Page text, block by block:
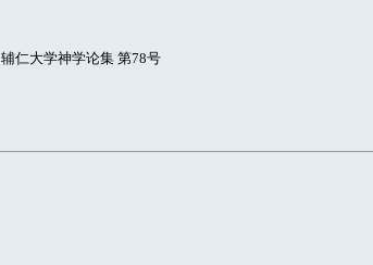
辅仁大学神学论集 第78号